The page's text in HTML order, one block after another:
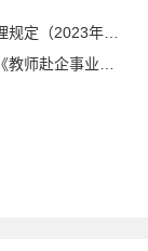
（2023年修订）
炼管理办法》的通知